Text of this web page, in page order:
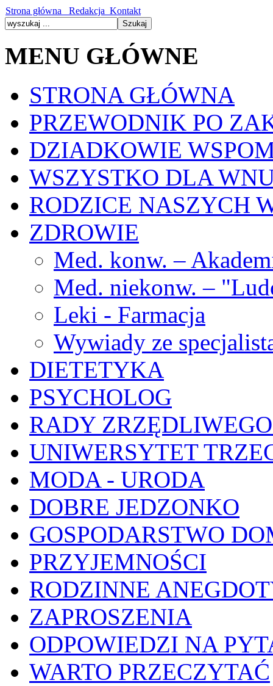
Strona główna Redakcja Kontakt
MENU GŁÓWNE
STRONA GŁÓWNA
PRZEWODNIK PO
DZIADKOWIE
WSZYSTKO DLA
RODZICE NASZYCH
ZDROWIE
Med. konw. –
Med. niekonw. –
Leki - Farmacja
Wywiady ze
DIETETYKA
PSYCHOLOG
RADY
UNIWERSYTET
MODA - URODA
DOBRE JEDZONKO
GOSPODARSTWO
PRZYJEMNOŚCI
RODZINNE
ZAPROSZENIA
ODPOWIEDZI NA
WARTO PRZECZYTAĆ